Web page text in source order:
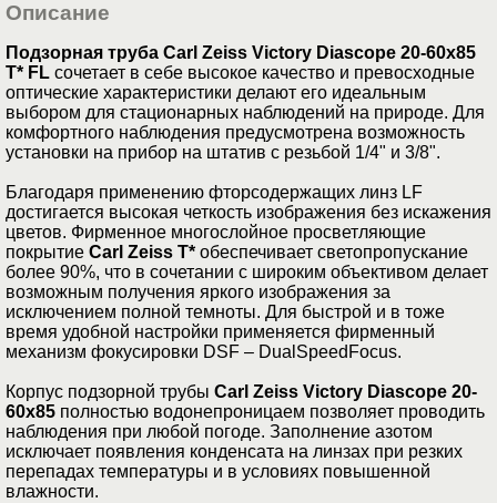
Описание
Подзорная труба Carl Zeiss Victory Diascope 20-60x85
T* FL сочетает в себе высокое качество и превосходные
оптические характеристики делают его идеальным
выбором для стационарных наблюдений на природе. Для
комфортного наблюдения предусмотрена возможность
установки на прибор на штатив с резьбой 1/4" и 3/8".
Благодаря применению фторсодержащих линз LF
достигается высокая четкость изображения без искажения
цветов. Фирменное многослойное просветляющие
покрытие Carl Zeiss Т* обеспечивает светопропускание
более 90%, что в сочетании с широким объективом делает
возможным получения яркого изображения за
исключением полной темноты. Для быстрой и в тоже
время удобной настройки применяется фирменный
механизм фокусировки DSF – DualSpeedFocus.
Корпус подзорной трубы Carl Zeiss Victory Diascope 20-
60x85 полностью водонепроницаем позволяет проводить
наблюдения при любой погоде. Заполнение азотом
исключает появления конденсата на линзах при резких
перепадах температуры и в условиях повышенной
влажности.